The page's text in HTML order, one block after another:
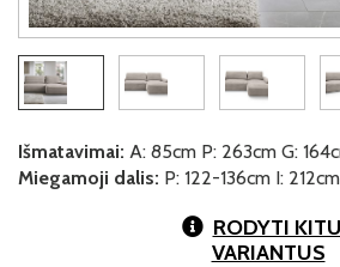
Išmatavimai: A: 85cm P: 263cm G:
Miegamoji dalis: P: 122-136cm I: 212cm
RODYTI
VARIANTUS